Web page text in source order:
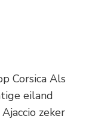
Corsica Als
eiland
zeker